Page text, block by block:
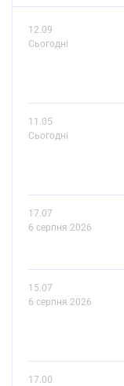
12.09
Сьогодні
11.05
Сьогодні
17.07
6 серпня 2026
15.07
6 серпня 2026
17.00